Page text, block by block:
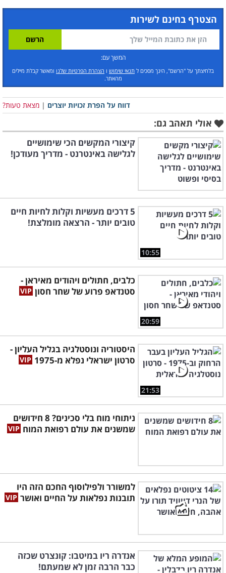
הצטרף בחינם לשירות
המשך עם:
בלחיצתך על "הרשם", הינך מסכים ל תנאי שימוש ו הצהרת הפרטיות שלנו ומאשר קבלת מיילים
מהאתר.
דווח על הפרת זכויות יוצרים | מצאת טעות?
אולי תאהב גם:
קיצורי המקשים הכי שימושיים
לגלישה באינטרנט - מדריך מעודכן!
10:55
5 דרכים מעשיות וקלות לחיות חיים
טובים יותר - הרצאה מומלצת!
20:59
כלבים, חתולים ויהודים מאיראן -
סטנדאפ פרוע של שחר חסון
21:53
היסטוריה ונוסטלגיה בגליל העליון -
סרטון ישראלי נפלא מ-1975
ניתוחי מוח בלי סכינים? 8 חידושים
שמשנים את עולם רפואת המוח
למשורר ולפילוסוף החכם הזה היו
תובנות נפלאות על החיים ואושר
אנדרה ריו במיטבו: קונצרט שכזה
כבר הרבה זמן לא שמעתם!